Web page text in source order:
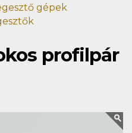
gépek
profilpár